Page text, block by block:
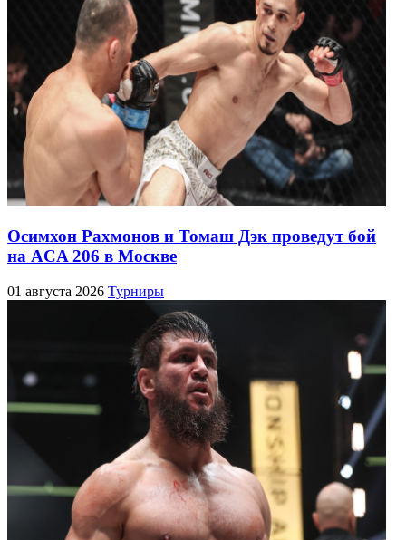
Осимхон Рахмонов и Томаш Дэк проведут бой
на ACA 206 в Москве
01 августа 2026 Турниры